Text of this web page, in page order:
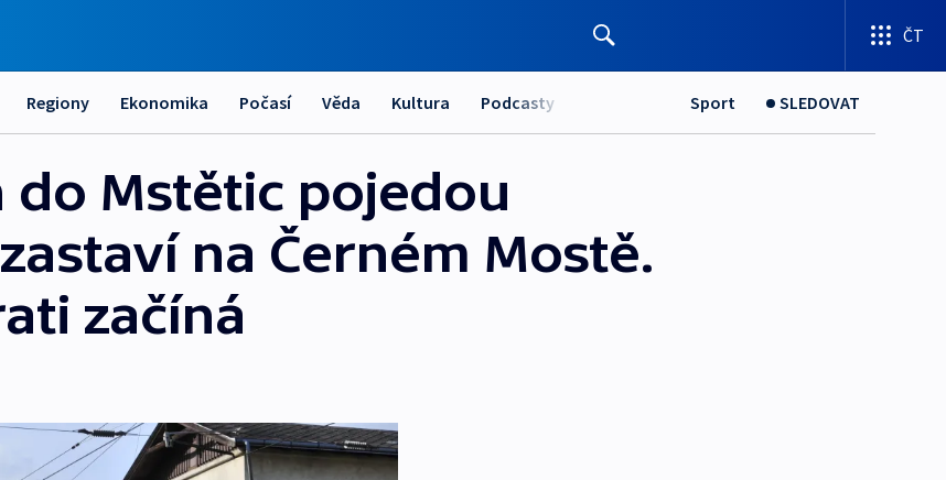
ČT
Regiony Ekonomika Počasí Věda Kultura Podcasty Sport SLEDOVAT
do Mstětic pojedou
na Černém Mostě.
začíná